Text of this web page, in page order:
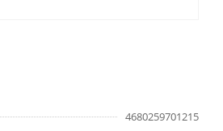
4680259701215